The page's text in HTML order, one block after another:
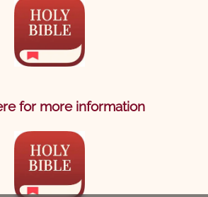
for more information